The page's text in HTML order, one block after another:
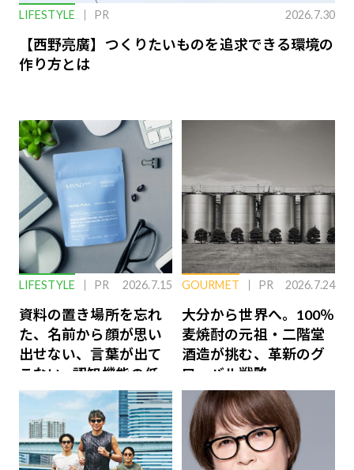
LIFESTYLE PR 2026.7.30
【西野亮廣】つくりたいものを追求できる環境の
作り方とは
LIFESTYLE PR 2026.7.15
資料の置き場所を忘れ
た、名前から顔が思い
出せない、言葉が出て
こない…認知機能の低
下を救う、脳のインナ
ーケアとは
GOURMET PR 2026.7.24
大分から世界へ。100％
麦焼酎の元祖・二階堂
酒造が挑む、革新のグ
ローバル戦略